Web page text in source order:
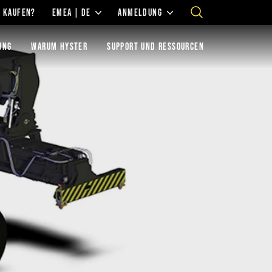
KAUFEN? EMEA | DE ANMELDUNG
WARUM HYSTER SUPPORT UND RESSOURCEN